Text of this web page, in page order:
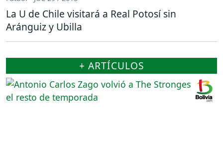
La U de Chile visitará a Real Potosí sin
Aránguiz y Ubilla
+ ARTÍCULOS